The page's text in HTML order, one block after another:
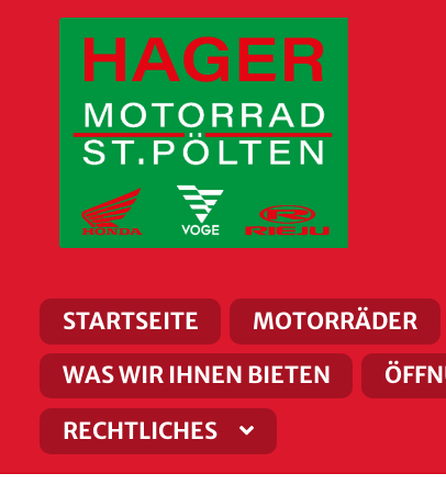
Zur
Navigation
springen
Zum
Inhalt
springen
STARTSEITE MOTORRÄDER
WAS WIR IHNEN BIETEN
RECHTLICHES